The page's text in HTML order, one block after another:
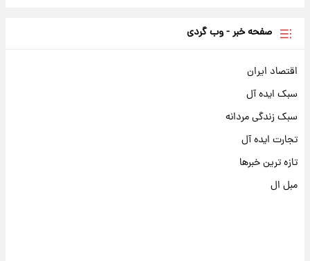
صفحه خبر - وب گردی
اقتصاد ایران
سبک ایده آل
سبک زندگی مردانه
تجارت ایده آل
تازه ترین خبرها
مبل ال